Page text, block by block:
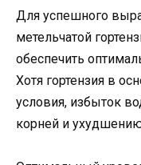
Для успешного
метельчатой
обеспечить
Хотя гортензия в
условия, избыток
корней и